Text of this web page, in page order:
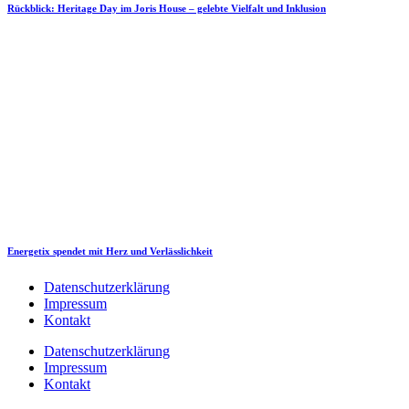
Rückblick: Heritage Day im Joris House – gelebte Vielfalt und Inklusion
Energetix spendet mit Herz und Verlässlichkeit
Datenschutzerklärung
Impressum
Kontakt
Datenschutzerklärung
Impressum
Kontakt